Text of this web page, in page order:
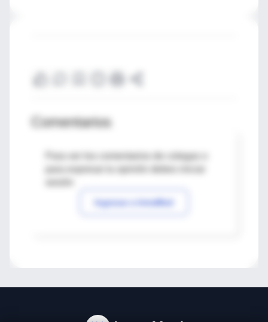
Comentarios
Para ver los comentarios de colegas o
Ingresar a IntraMed